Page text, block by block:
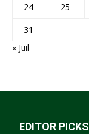
24
25
31
« Juil
EDITOR PICKS